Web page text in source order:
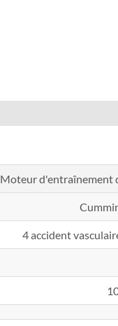
Moteur d'entraînement
4 accident